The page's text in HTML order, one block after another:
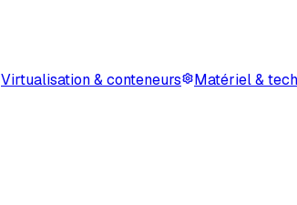
Virtualisation & conteneurs
Matériel &